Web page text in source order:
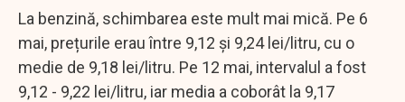
La benzină, schimbarea este mult mai mică. Pe 6
mai, prețurile erau între 9,12 și 9,24 lei/litru, cu o
medie de 9,18 lei/litru. Pe 12 mai, intervalul a fost
9,12 - 9,22 lei/litru, iar media a coborât la 9,17